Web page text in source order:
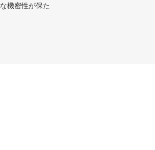
機密性が保た